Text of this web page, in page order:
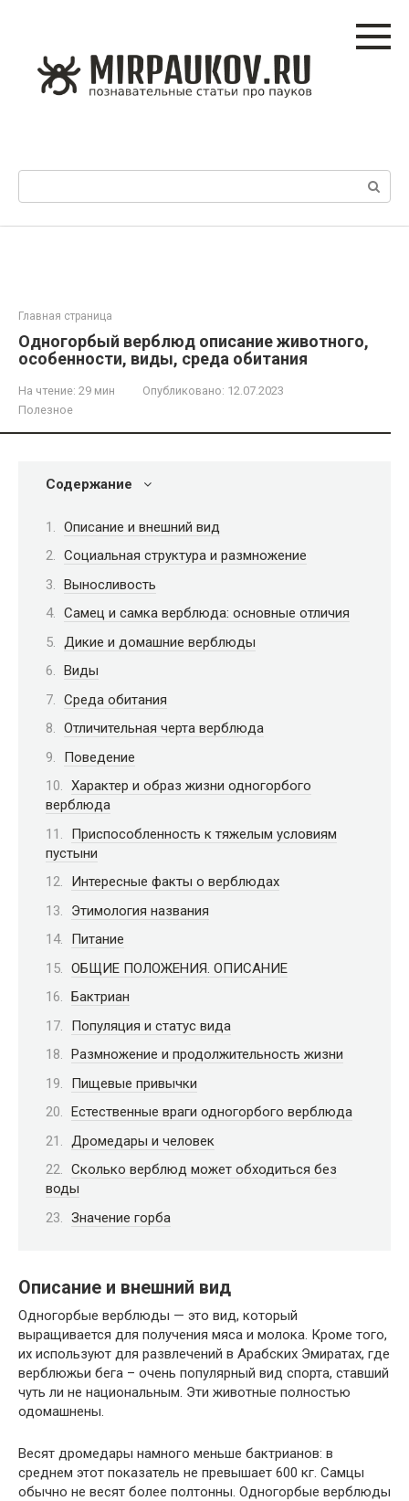
Главная страница
Одногорбый верблюд описание животного,
особенности, виды, среда обитания
На чтение: 29 мин Опубликовано: 12.07.2023
Полезное
Содержание
Описание и внешний вид
Социальная структура и размножение
Выносливость
Самец и самка верблюда: основные отличия
Дикие и домашние верблюды
Виды
Среда обитания
Отличительная черта верблюда
Поведение
Характер и образ жизни одногорбого
верблюда
Приспособленность к тяжелым условиям
пустыни
Интересные факты о верблюдах
Этимология названия
Питание
ОБЩИЕ ПОЛОЖЕНИЯ. ОПИСАНИЕ
Бактриан
Популяция и статус вида
Размножение и продолжительность жизни
Пищевые привычки
Естественные враги одногорбого верблюда
Дромедары и человек
Сколько верблюд может обходиться без
воды
Значение горба
Описание и внешний вид
Одногорбые верблюды — это вид, который
выращивается для получения мяса и молока. Кроме того,
их используют для развлечений в Арабских Эмиратах, где
верблюжьи бега – очень популярный вид спорта, ставший
чуть ли не национальным. Эти животные полностью
одомашнены.
Весят дромедары намного меньше бактрианов: в
среднем этот показатель не превышает 600 кг. Самцы
обычно не весят более полтонны. Одногорбые верблюды